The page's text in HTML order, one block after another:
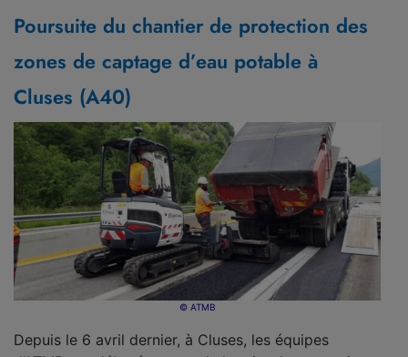
Poursuite du chantier de protection des
zones de captage d’eau potable à
Cluses (A40)
© ATMB
Depuis le 6 avril dernier, à Cluses, les équipes